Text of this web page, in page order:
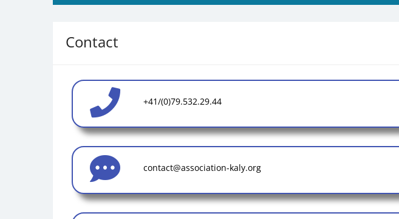
Contact
+41/(0)79.532.29.44
contact@association-kaly.org